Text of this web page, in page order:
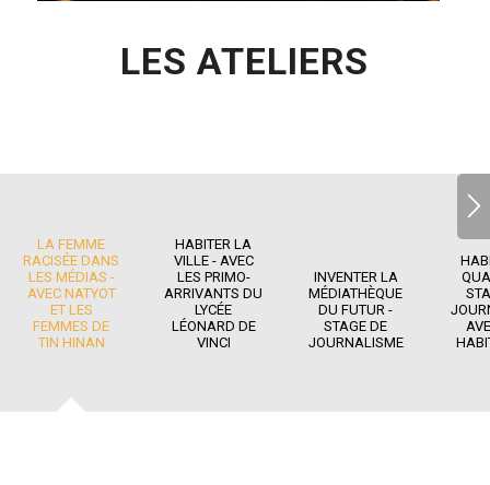
LES ATELIERS
LA FEMME
RACISÉE DANS
LES MÉDIAS -
AVEC NATYOT
ET LES
FEMMES DE
TIN HINAN
HABITER LA
VILLE - AVEC
LES PRIMO-
ARRIVANTS DU
LYCÉE
LÉONARD DE
VINCI
INVENTER LA
MÉDIATHÈQUE
DU FUTUR -
STAGE DE
JOURNALISME